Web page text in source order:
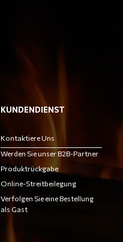
KUNDENDIENST
Kontaktiere Uns
Werden Sie unser B2B-Partner
Produktrückgabe
Online-Streitbeilegung
Verfolgen Sie eine Bestellung
als Gast